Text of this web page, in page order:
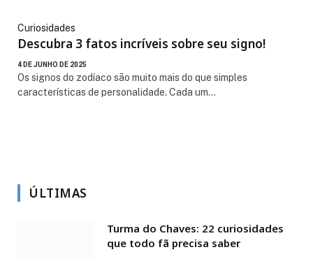
Curiosidades
Descubra 3 fatos incríveis sobre seu signo!
4 DE JUNHO DE 2025
Os signos do zodíaco são muito mais do que simples
características de personalidade. Cada um…
ÚLTIMAS
Turma do Chaves: 22 curiosidades
que todo fã precisa saber